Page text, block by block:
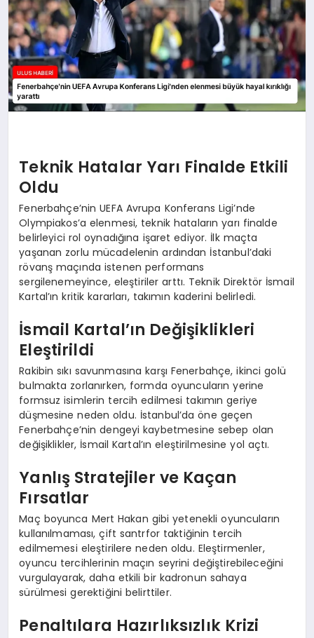
Teknik Hatalar Yarı Finalde Etkili
Oldu
Fenerbahçe’nin UEFA Avrupa Konferans Ligi’nde
Olympiakos’a elenmesi, teknik hataların yarı finalde
belirleyici rol oynadığına işaret ediyor. İlk maçta
yaşanan zorlu mücadelenin ardından İstanbul’daki
rövanş maçında istenen performans
sergilenemeyince, eleştiriler arttı. Teknik Direktör İsmail
Kartal’ın kritik kararları, takımın kaderini belirledi.
İsmail Kartal’ın Değişiklikleri
Eleştirildi
Rakibin sıkı savunmasına karşı Fenerbahçe, ikinci golü
bulmakta zorlanırken, formda oyuncuların yerine
formsuz isimlerin tercih edilmesi takımın geriye
düşmesine neden oldu. İstanbul’da öne geçen
Fenerbahçe’nin dengeyi kaybetmesine sebep olan
değişiklikler, İsmail Kartal’ın eleştirilmesine yol açtı.
Yanlış Stratejiler ve Kaçan
Fırsatlar
Maç boyunca Mert Hakan gibi yetenekli oyuncuların
kullanılmaması, çift santrfor taktiğinin tercih
edilmemesi eleştirilere neden oldu. Eleştirmenler,
oyuncu tercihlerinin maçın seyrini değiştirebileceğini
vurgulayarak, daha etkili bir kadronun sahaya
sürülmesi gerektiğini belirttiler.
Penaltılara Hazırlıksızlık Krizi